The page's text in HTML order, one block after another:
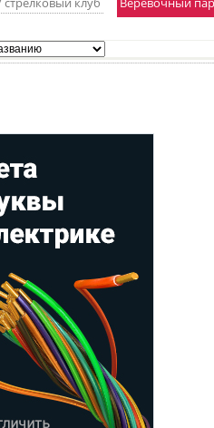
пїЅпїЅпїЅпїЅпїЅ
пїЅпїЅпїЅпїЅпїЅпїЅ